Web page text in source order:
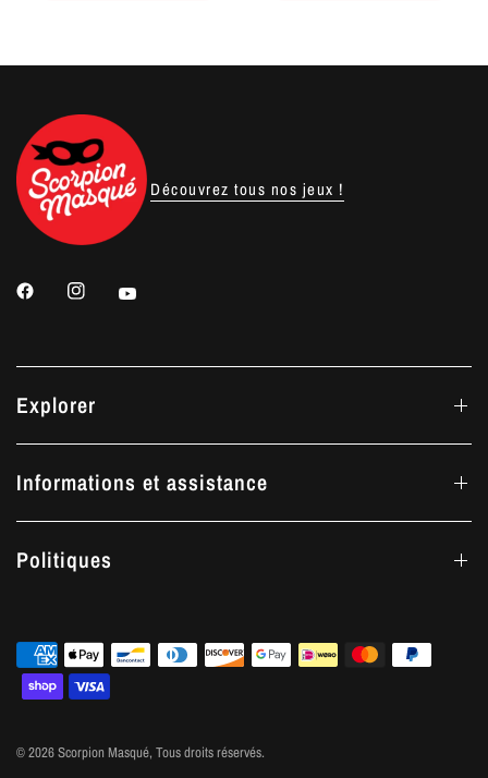
Découvrez tous nos jeux !
Explorer
Informations et assistance
Politiques
© 2026 Scorpion Masqué, Tous droits réservés.